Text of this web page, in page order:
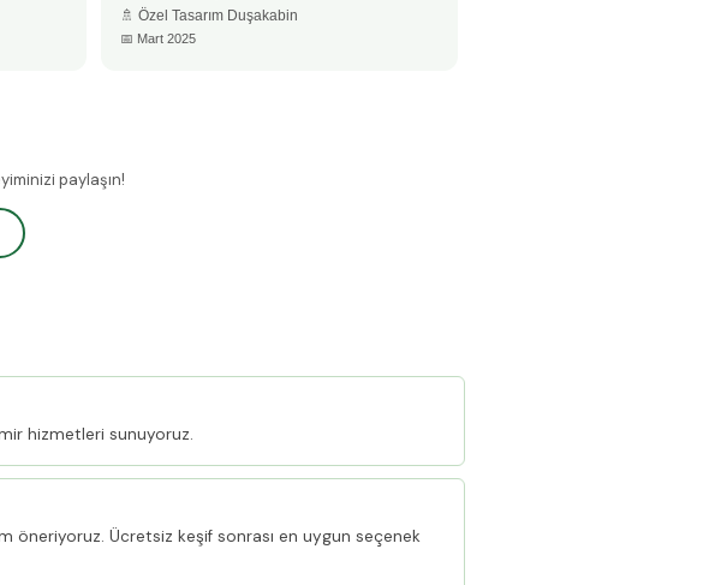
🚿 Özel Tasarım Duşakabin
📅 Mart 2025
paylaşın!
hizmetleri sunuyoruz.
öneriyoruz. Ücretsiz keşif sonrası en uygun seçenek